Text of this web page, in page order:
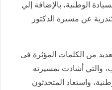
الوطنية، بالإضافة إلي
عن مسيرة الدكتور
من الكلمات المؤثرة فى
والتي أشادت بمسيرته
واستعاد المتحدثون